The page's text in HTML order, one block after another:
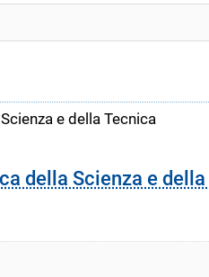
e della Tecnica
della Scienza e